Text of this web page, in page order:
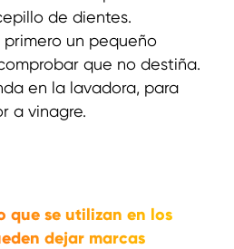
de dientes.
un pequeño
que no destiña.
en la lavadora, para
a vinagre.
que se utilizan en los
dejar marcas